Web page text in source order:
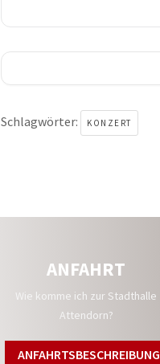
Schlagwörter: KONZERT
ANFAHRT
Wie komme ich zur Stadthalle
Attendorn?
ANFAHRTSBESCHREIBUNG